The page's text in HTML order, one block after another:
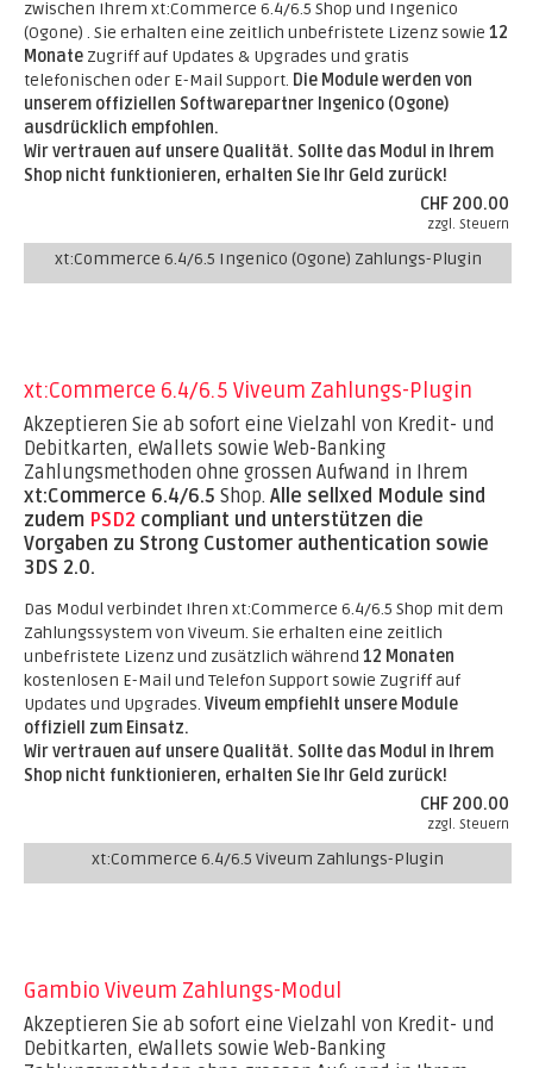
zwischen Ihrem xt:Commerce 6.4/6.5 Shop und Ingenico
(Ogone) . Sie erhalten eine zeitlich unbefristete Lizenz sowie 12
Monate Zugriff auf Updates & Upgrades und gratis
telefonischen oder E-Mail Support. Die Module werden von
unserem offiziellen Softwarepartner Ingenico (Ogone)
ausdrücklich empfohlen.
Wir vertrauen auf unsere Qualität. Sollte das Modul in Ihrem
Shop nicht funktionieren, erhalten Sie Ihr Geld zurück!
CHF 200.00
zzgl. Steuern
xt:Commerce 6.4/6.5 Ingenico (Ogone) Zahlungs-Plugin
xt:Commerce 6.4/6.5 Viveum Zahlungs-Plugin
Akzeptieren Sie ab sofort eine Vielzahl von Kredit- und
Debitkarten, eWallets sowie Web-Banking
Zahlungsmethoden ohne grossen Aufwand in Ihrem
xt:Commerce 6.4/6.5 Shop. Alle sellxed Module sind
zudem PSD2 compliant und unterstützen die
Vorgaben zu Strong Customer authentication sowie
3DS 2.0.
Das Modul verbindet Ihren xt:Commerce 6.4/6.5 Shop mit dem
Zahlungssystem von Viveum. Sie erhalten eine zeitlich
unbefristete Lizenz und zusätzlich während 12 Monaten
kostenlosen E-Mail und Telefon Support sowie Zugriff auf
Updates und Upgrades. Viveum empfiehlt unsere Module
offiziell zum Einsatz.
Wir vertrauen auf unsere Qualität. Sollte das Modul in Ihrem
Shop nicht funktionieren, erhalten Sie Ihr Geld zurück!
CHF 200.00
zzgl. Steuern
xt:Commerce 6.4/6.5 Viveum Zahlungs-Plugin
Gambio Viveum Zahlungs-Modul
Akzeptieren Sie ab sofort eine Vielzahl von Kredit- und
Debitkarten, eWallets sowie Web-Banking